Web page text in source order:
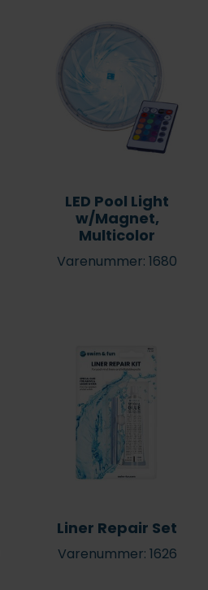
LED Pool Light
w/Magnet,
Multicolor
Varenummer: 1680
Liner Repair Set
Varenummer: 1626